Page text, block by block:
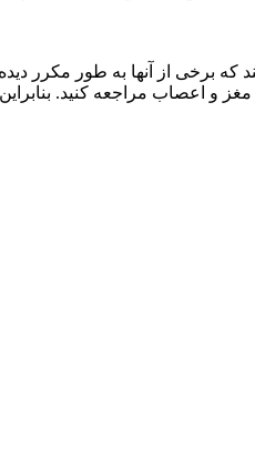
برخی از آنها به طور مکرر